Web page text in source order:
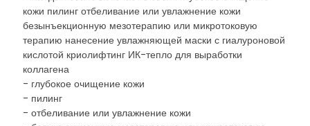
кожи пилинг отбеливание или увлажнение кожи
безынъекционную мезотерапию или микротоковую
терапию нанесение увлажняющей маски с гиалуроновой
кислотой криолифтинг ИК-тепло для выработки
коллагена
- глубокое очищение кожи
- пилинг
- отбеливание или увлажнение кожи